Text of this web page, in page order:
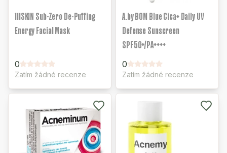
111SKIN Sub-Zero De-Puffing
Energy Facial Mask
0
Zatím žádné recenze
A.by BOM Blue Cica+ Daily UV
Defense Sunscreen
SPF50+/PA++++
0
Zatím žádné recenze